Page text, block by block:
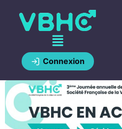
Connexion